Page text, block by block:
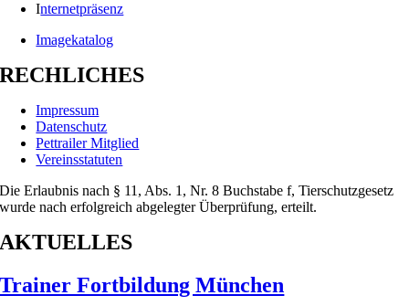
Internetpräsenz
Imagekatalog
RECHLICHES
Impressum
Datenschutz
Pettrailer Mitglied
Vereinsstatuten
Die Erlaubnis nach § 11, Abs. 1, Nr. 8 Buchstabe f, Tierschutzgesetz
wurde nach erfolgreich abgelegter Überprüfung, erteilt.
AKTUELLES
Trainer Fortbildung München